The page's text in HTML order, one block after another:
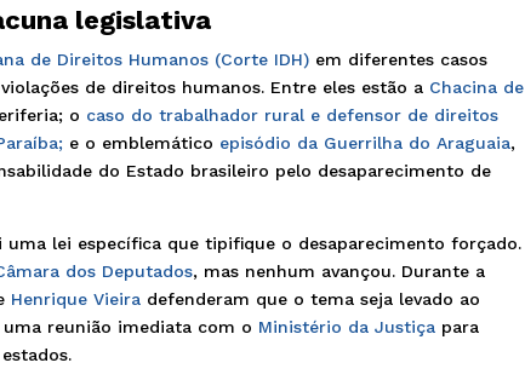
legislativa
de Direitos Humanos (Corte IDH) em diferentes casos
de direitos humanos. Entre eles estão a Chacina de
o caso do trabalhador rural e defensor de direitos
e o emblemático episódio da Guerrilha do Araguaia,
do Estado brasileiro pelo desaparecimento de
uma lei específica que tipifique o desaparecimento forçado.
dos Deputados, mas nenhum avançou. Durante a
Henrique Vieira defenderam que o tema seja levado ao
uma reunião imediata com o Ministério da Justiça para